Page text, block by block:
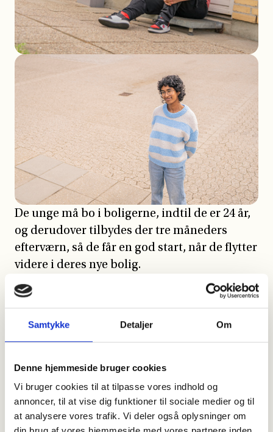
Samtykke Detaljer Om
Denne hjemmeside bruger cookies
Vi bruger cookies til at tilpasse vores indhold og
annoncer, til at vise dig funktioner til sociale medier og til
at analysere vores trafik. Vi deler også oplysninger om
De unge må bo i boligerne, indtil de er 24 år,
og derudover tilbydes der tre måneders
efterværn, så de får en god start, når de flytter
videre i deres nye bolig.
For at få det hele til at fungere på længere
sigt er det derfor vigtigt, at særligt to
samarbejder fungerer: det med kommunen
og med den unges familie. Der forklarer
”De to dele er helt afgørende. Familien vil
være der længe efter os, og derfor arbejder vi
så tæt sammen med dem som muligt med